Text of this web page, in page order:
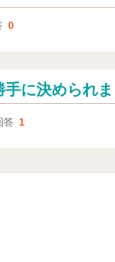
0
に決められ
答 1